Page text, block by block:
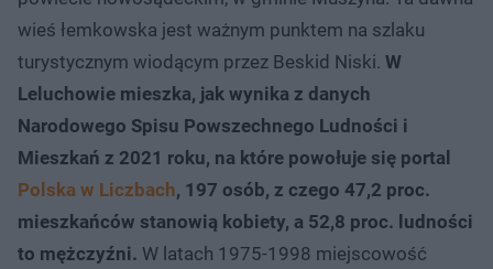
wieś łemkowska jest ważnym punktem na szlaku
turystycznym wiodącym przez Beskid Niski. W
Leluchowie mieszka, jak wynika z danych
Narodowego Spisu Powszechnego Ludności i
Mieszkań z 2021 roku, na które powołuje się portal
Polska w Liczbach, 197 osób, z czego 47,2 proc.
mieszkańców stanowią kobiety, a 52,8 proc. ludności
to mężczyźni. W latach 1975-1998 miejscowość